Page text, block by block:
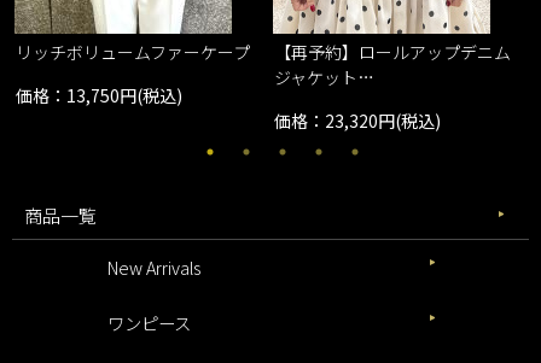
リッチボリュームファーケープ
価格：13,750円(税込)
【再予約】ロールアップデニム
ジャケット…
価格：23,320円(税込)
商品一覧
New Arrivals
ワンピース